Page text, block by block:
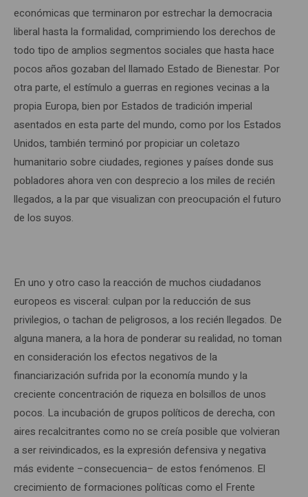
económicas que terminaron por estrechar la democracia
liberal hasta la formalidad, comprimiendo los derechos de
todo tipo de amplios segmentos sociales que hasta hace
pocos años gozaban del llamado Estado de Bienestar. Por
otra parte, el estímulo a guerras en regiones vecinas a la
propia Europa, bien por Estados de tradición imperial
asentados en esta parte del mundo, como por los Estados
Unidos, también terminó por propiciar un coletazo
humanitario sobre ciudades, regiones y países donde sus
pobladores ahora ven con desprecio a los miles de recién
llegados, a la par que visualizan con preocupación el futuro
de los suyos.
En uno y otro caso la reacción de muchos ciudadanos
europeos es visceral: culpan por la reducción de sus
privilegios, o tachan de peligrosos, a los recién llegados. De
alguna manera, a la hora de ponderar su realidad, no toman
en consideración los efectos negativos de la
financiarización sufrida por la economía mundo y la
creciente concentración de riqueza en bolsillos de unos
pocos. La incubación de grupos políticos de derecha, con
aires recalcitrantes como no se creía posible que volvieran
a ser reivindicados, es la expresión defensiva y negativa
más evidente –consecuencia– de estos fenómenos. El
crecimiento de formaciones políticas como el Frente